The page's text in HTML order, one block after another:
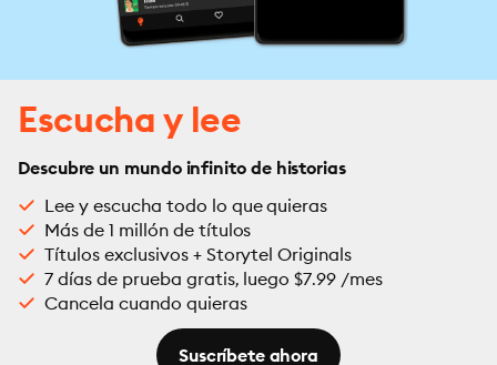
Escucha y lee
Descubre un mundo infinito de historias
Lee y escucha todo lo que quieras
Más de 1 millón de títulos
Títulos exclusivos + Storytel Originals
7 días de prueba gratis, luego $7.99 /mes
Cancela cuando quieras
Suscríbete ahora